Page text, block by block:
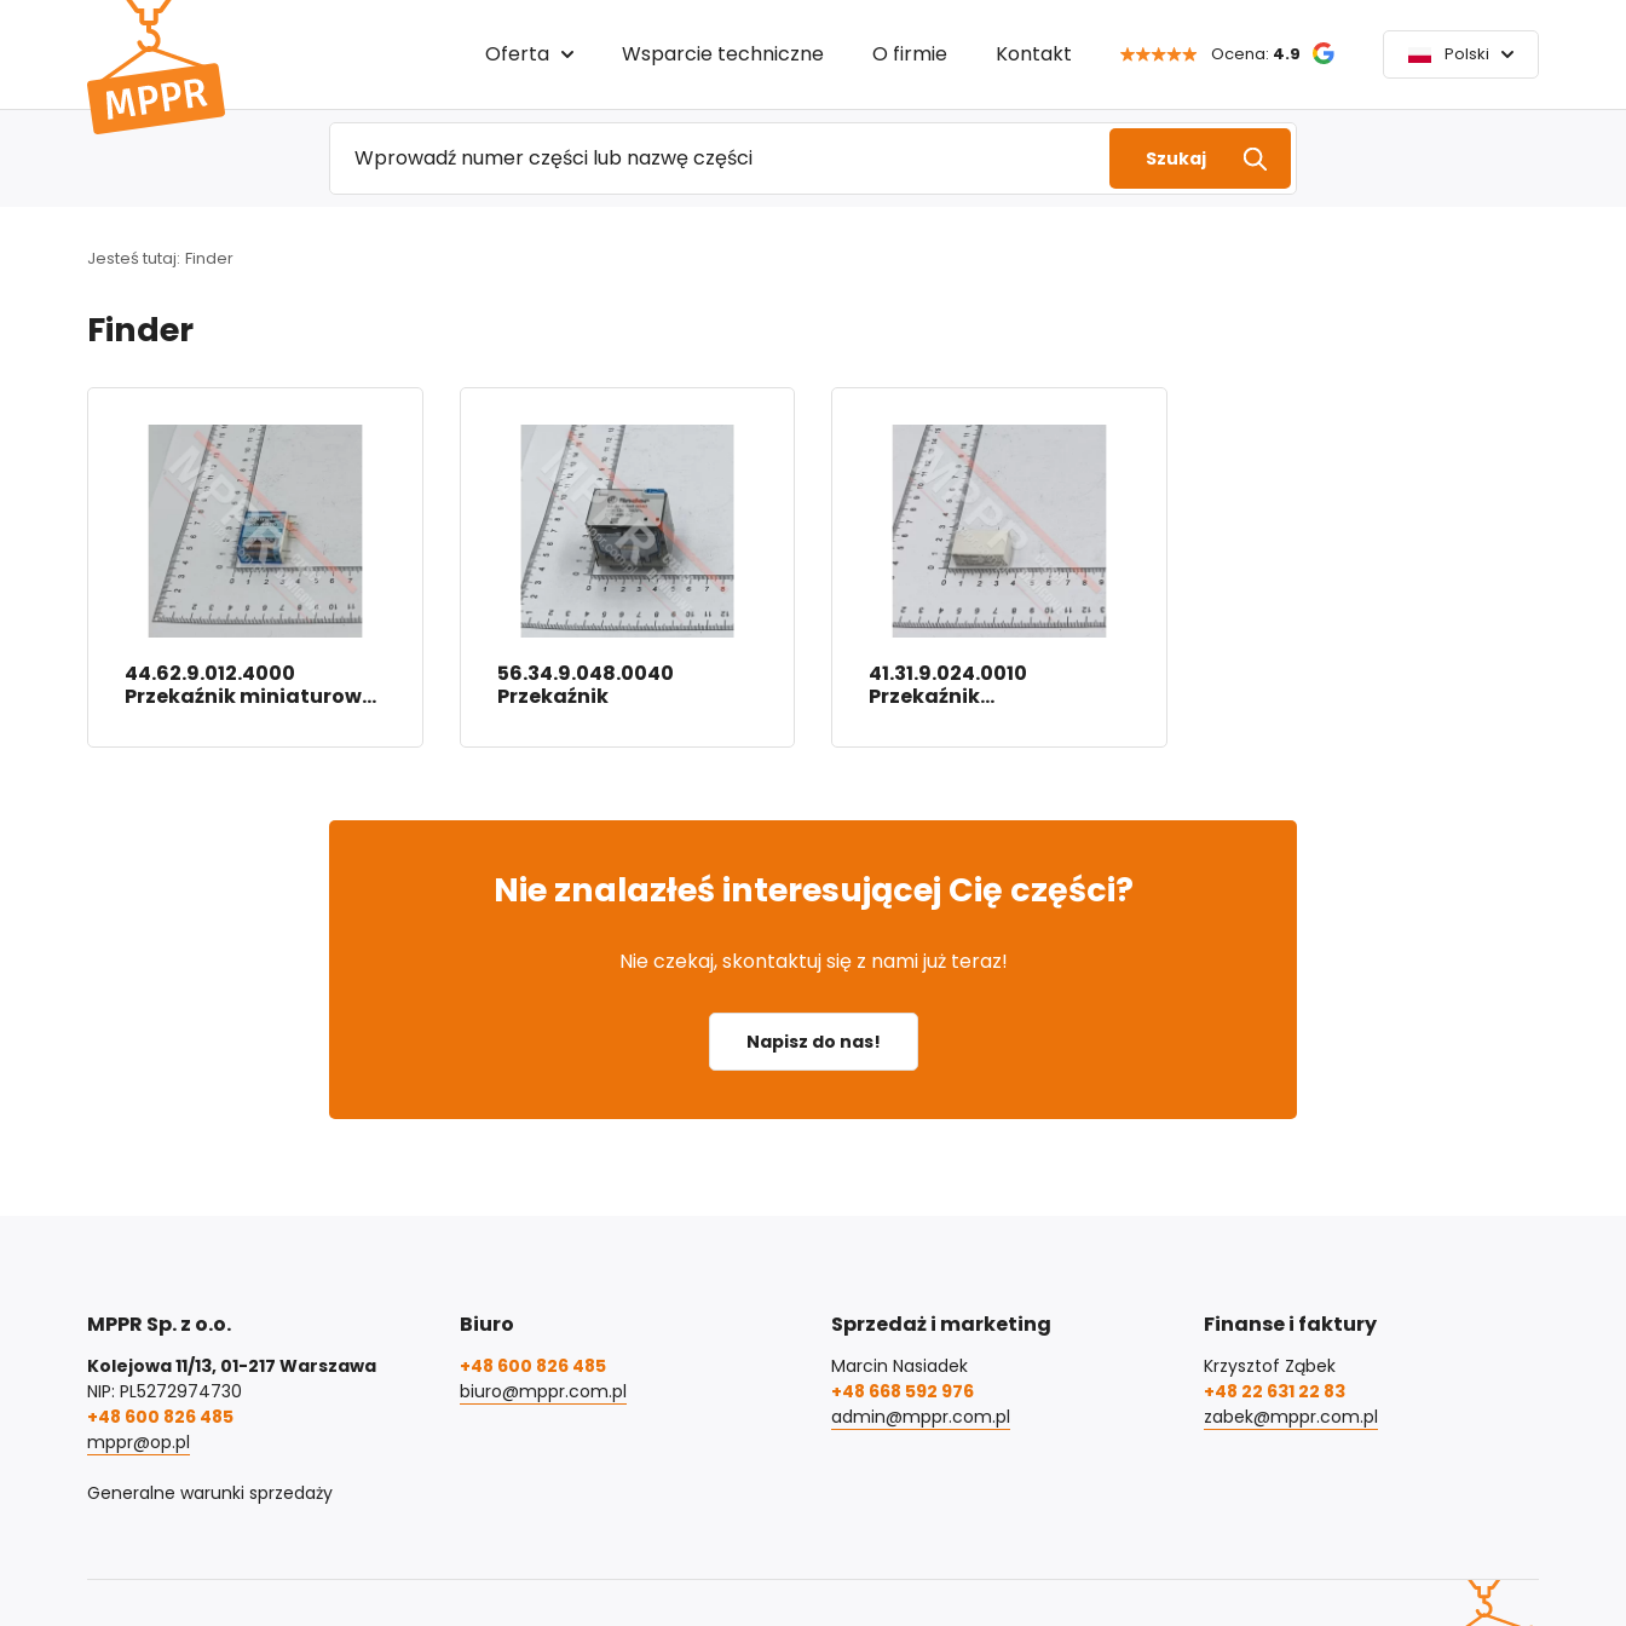
do menu
głównego
Oferta Wsparcie techniczne O firmie Kontakt Ocena: 4.9 Polski
Szukaj
Jesteś tutaj: Finder
Finder
44.62.9.012.4000
Przekaźnik miniaturowy
56.34.9.048.0040
Przekaźnik
41.31.9.024.0010
Przekaźnik
Nie znalazłeś interesującej Cię części?
Nie czekaj, skontaktuj się z nami już teraz!
Napisz do nas!
MPPR Sp. z o.o.
Kolejowa 11/13, 01-217 Warszawa
NIP: PL5272974730
+48 600 826 485
mppr@op.pl
Generalne warunki sprzedaży
Biuro
+48 600 826 485
biuro@mppr.com.pl
Sprzedaż i marketing
Marcin Nasiadek
+48 668 592 976
admin@mppr.com.pl
Finanse i faktury
Krzysztof Ząbek
+48 22 631 22 83
zabek@mppr.com.pl